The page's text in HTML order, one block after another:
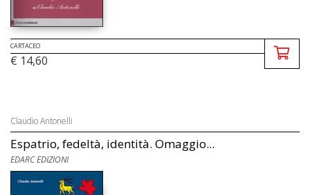
CARTACEO
€ 14,60
Claudio Antonelli
Espatrio, fedeltà, identità. Omaggio...
EDARC EDIZIONI